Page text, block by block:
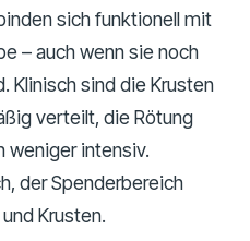
sich funktionell mit
– auch wenn sie noch
Klinisch sind die Krusten
verteilt, die Rötung
weniger intensiv.
der Spenderbereich
Krusten.